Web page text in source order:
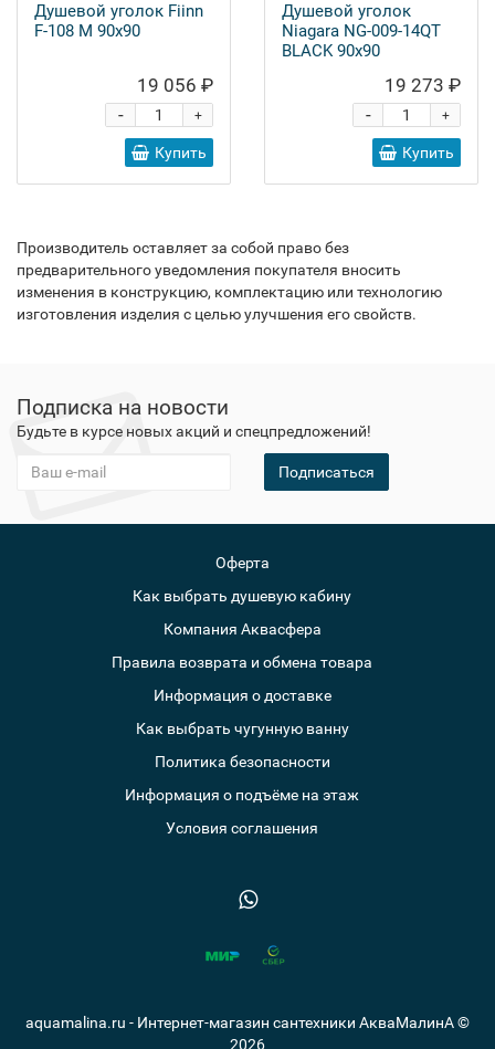
Душевой уголок Fiinn
F-108 M 90x90
19 056 ₽
+
-
Купить
Душевой уголок
Niagara NG-009-14QT
BLACK 90x90
19 273 ₽
+
-
Купить
Производитель оставляет за собой право без
предварительного уведомления покупателя вносить
изменения в конструкцию, комплектацию или технологию
изготовления изделия с целью улучшения его свойств.
Подписка на новости
Будьте в курсе новых акций и спецпредложений!
Подписаться
Оферта
Как выбрать душевую кабину
Компания Аквасфера
Правила возврата и обмена товара
Информация о доставке
Как выбрать чугунную ванну
Политика безопасности
Информация о подъёме на этаж
Условия соглашения
aquamalina.ru - Интернет-магазин сантехники АкваМалинА ©
2026